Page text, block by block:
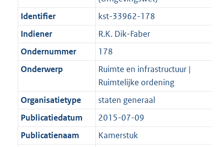
Identifier
kst-33962-178
Indiener
R.K. Dik-Faber
Ondernummer
178
Onderwerp
Ruimte en infrastructuur |
Ruimtelijke ordening
Organisatietype
staten generaal
Publicatiedatum
2015-07-09
Publicatienaam
Kamerstuk